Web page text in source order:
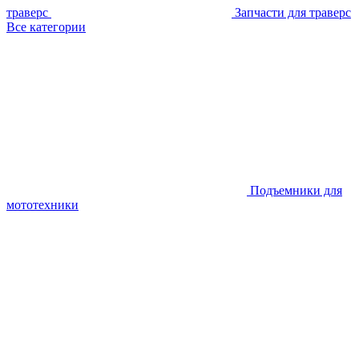
траверс
Запчасти для траверс
Все категории
Подъемники для
мототехники